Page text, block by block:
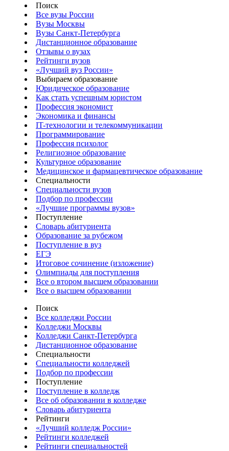
Поиск
Все вузы России
Вузы Москвы
Вузы Санкт-Петербурга
Дистанционное образование
Отзывы о вузах
Рейтинги вузов
«Лучший вуз России»
Выбираем образование
Юридическое образование
Как стать успешным юристом
Профессия экономист
Экономика и финансы
IT-технологии и телекоммуникации
Программирование
Профессия психолог
Религиозное образование
Культурное образование
Медицинское и фармацевтическое образование
Специальности
Специальности вузов
Подбор по профессии
«Лучшие программы вузов»
Поступление
Словарь абитуриента
Образование за рубежом
Поступление в вуз
ЕГЭ
Итоговое сочинение (изложение)
Олимпиады для поступления
Все о втором высшем образовании
Все о высшем образовании
Поиск
Все колледжи России
Колледжи Москвы
Колледжи Санкт-Петербурга
Дистанционное образование
Специальности
Специальности колледжей
Подбор по профессии
Поступление
Поступление в колледж
Все об образовании в колледже
Словарь абитуриента
Рейтинги
«Лучший колледж России»
Рейтинги колледжей
Рейтинги специальностей